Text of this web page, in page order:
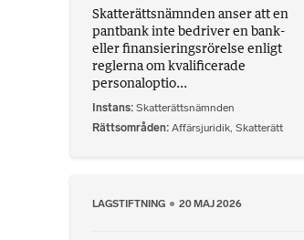
Skatterättsnämnden anser att en
pantbank inte bedriver en bank-
eller finansieringsrörelse enligt
reglerna om kvalificerade
personaloptio...
Instans Skatterättsnämnden
Rättsområden Affärsjuridik, Skatterätt
LAGSTIFTNING 20 MAJ 2026